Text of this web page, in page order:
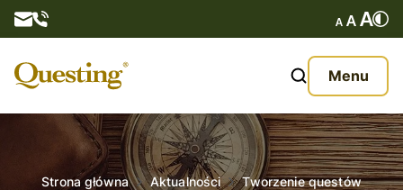
Menu
O nas
Oferta
Strona główna Aktualności Tworzenie questów